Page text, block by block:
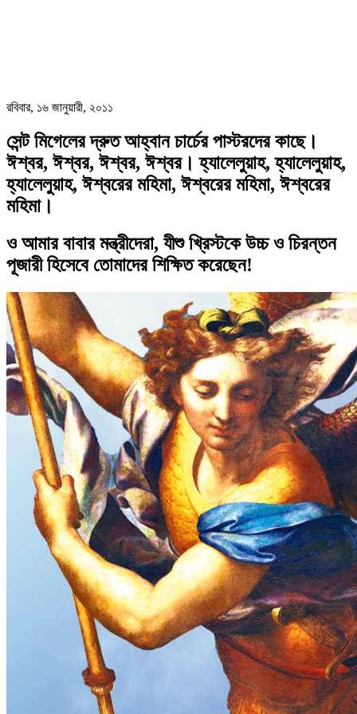
রবিবার, ১৬ জানুয়ারী, ২০১১
সেন্ট মিগেলের দ্রুত আহ্বান চার্চের পাস্টরদের কাছে।
ঈশ্বর, ঈশ্বর, ঈশ্বর, ঈশ্বর। হ্যালেলুয়াহ, হ্যালেলুয়াহ,
হ্যালেলুয়াহ, ঈশ্বরের মহিমা, ঈশ্বরের মহিমা, ঈশ্বরের
মহিমা।
ও আমার বাবার মন্ত্রীদেরা, যীশু খ্রিস্টকে উচ্চ ও চিরন্তন
পূজারী হিসেবে তোমাদের শিক্ষিত করেছেন!